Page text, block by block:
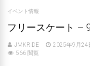
イベント情報
フリースケート –
JMKRIDE 2025年9月24
566 閲覧